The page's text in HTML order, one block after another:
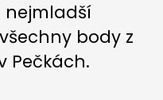
nejmladší
všechny body z
Pečkách.